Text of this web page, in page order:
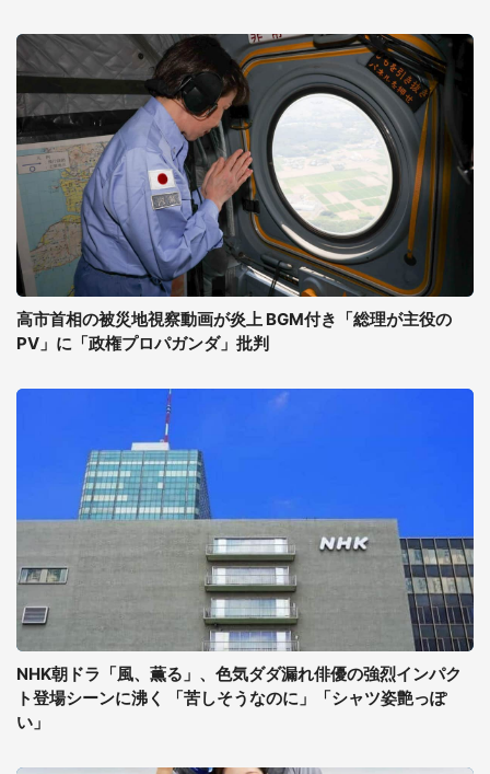
高市首相の被災地視察動画が炎上 BGM付き「総理が主役の
PV」に「政権プロパガンダ」批判
NHK朝ドラ「風、薫る」、色気ダダ漏れ俳優の強烈インパク
ト登場シーンに沸く 「苦しそうなのに」「シャツ姿艶っぽ
い」